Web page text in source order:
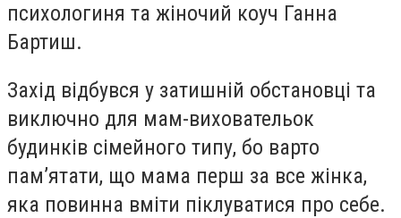
психологиня та жіночий коуч Ганна
Бартиш.
Захід відбувся у затишній обстановці та
виключно для мам-виховательок
будинків сімейного типу, бо варто
пам’ятати, що мама перш за все жінка,
яка повинна вміти піклуватися про себе.